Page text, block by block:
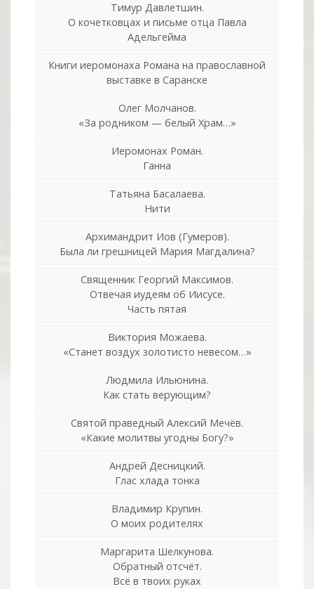
Тимур Давлетшин.
О кочетковцах и письме отца Павла
Адельгейма
Книги иеромонаха Романа на православной
выставке в Саранске
Олег Молчанов.
«За родником — белый Храм…»
Иеромонах Роман.
Ганна
Татьяна Басалаева.
Нити
Архимандрит Иов (Гумеров).
Была ли грешницей Мария Магдалина?
Священник Георгий Максимов.
Отвечая иудеям об Иисусе.
Часть пятая
Виктория Можаева.
«Станет воздух золотисто невесом…»
Людмила Ильюнина.
Как стать верующим?
Святой праведный Алексий Мечёв.
«Какие молитвы угодны Богу?»
Андрей Десницкий.
Глас хлада тонка
Владимир Крупин.
О моих родителях
Маргарита Шелкунова.
Обратный отсчёт.
Всё в твоих руках